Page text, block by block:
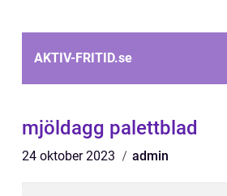
AKTIV-FRITID.se
mjöldagg palettblad
24 oktober 2023 admin